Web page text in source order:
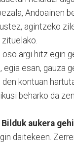
Andoainen
agintzeko
oso argi hitz egin
esan, gauza
kontuan
beharko da
aukera
daitekeen.